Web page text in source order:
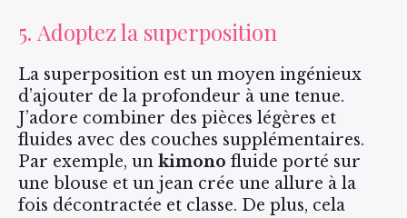
5. Adoptez la superposition
La superposition est un moyen ingénieux
d’ajouter de la profondeur à une tenue.
J’adore combiner des pièces légères et
fluides avec des couches supplémentaires.
Par exemple, un kimono fluide porté sur
une blouse et un jean crée une allure à la
fois décontractée et classe. De plus, cela